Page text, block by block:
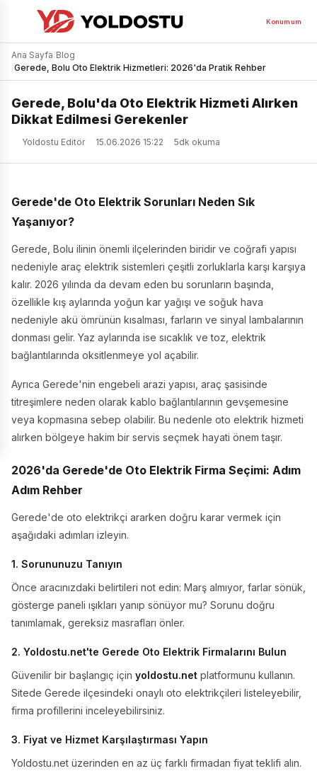
Konumum
Ana Sayfa/Blog
/Gerede, Bolu Oto Elektrik Hizmetleri: 2026'da Pratik Rehber
Gerede, Bolu'da Oto Elektrik Hizmeti Alırken
Dikkat Edilmesi Gerekenler
Yoldostu Editör 15.06.2026 15:22 5dk okuma
Gerede'de Oto Elektrik Sorunları Neden Sık
Yaşanıyor?
Gerede, Bolu ilinin önemli ilçelerinden biridir ve coğrafi yapısı
nedeniyle araç elektrik sistemleri çeşitli zorluklarla karşı karşıya
kalır. 2026 yılında da devam eden bu sorunların başında,
özellikle kış aylarında yoğun kar yağışı ve soğuk hava
nedeniyle akü ömrünün kısalması, farların ve sinyal lambalarının
donması gelir. Yaz aylarında ise sıcaklık ve toz, elektrik
bağlantılarında oksitlenmeye yol açabilir.
Ayrıca Gerede'nin engebeli arazi yapısı, araç şasisinde
titreşimlere neden olarak kablo bağlantılarının gevşemesine
veya kopmasına sebep olabilir. Bu nedenle oto elektrik hizmeti
alırken bölgeye hakim bir servis seçmek hayati önem taşır.
2026'da Gerede'de Oto Elektrik Firma Seçimi: Adım
Adım Rehber
Gerede'de oto elektrikçi ararken doğru karar vermek için
aşağıdaki adımları izleyin.
1. Sorununuzu Tanıyın
Önce aracınızdaki belirtileri not edin: Marş almıyor, farlar sönük,
gösterge paneli ışıkları yanıp sönüyor mu? Sorunu doğru
tanımlamak, gereksiz masrafları önler.
2. Yoldostu.net'te Gerede Oto Elektrik Firmalarını Bulun
Güvenilir bir başlangıç için yoldostu.net platformunu kullanın.
Sitede Gerede ilçesindeki onaylı oto elektrikçileri listeleyebilir,
firma profillerini inceleyebilirsiniz.
3. Fiyat ve Hizmet Karşılaştırması Yapın
Yoldostu.net üzerinden en az üç farklı firmadan fiyat teklifi alın.